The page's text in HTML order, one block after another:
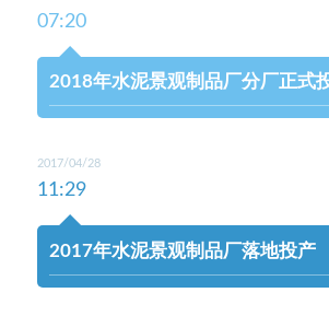
07:20
2018年水泥景观制品厂分厂正式
2017/04/28
11:29
2017年水泥景观制品厂落地投产